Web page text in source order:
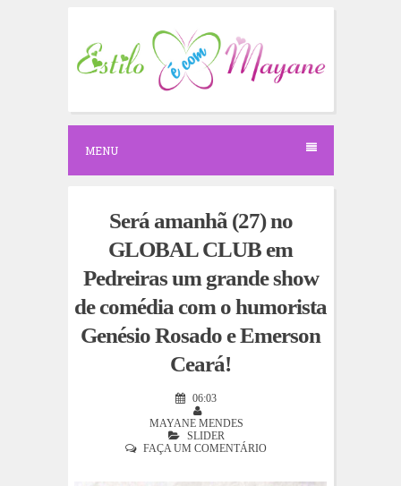
c
o
e
MENU
Será amanhã (27) no
GLOBAL CLUB em
Pedreiras um grande show
de comédia com o humorista
Genésio Rosado e Emerson
Ceará!
06:03
MAYANE MENDES
SLIDER
FAÇA UM COMENTÁRIO